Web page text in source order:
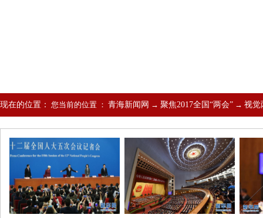
现在的位置： 您当前的位置 ： 青海新闻网 → 聚焦2017全国“两会” → 视觉